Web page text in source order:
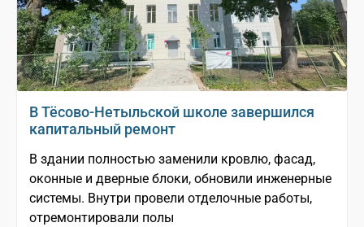
В Тёсово-Нетыльской школе завершился
капитальный ремонт
В здании полностью заменили кровлю, фасад,
оконные и дверные блоки, обновили инженерные
системы. Внутри провели отделочные работы,
отремонтировали полы